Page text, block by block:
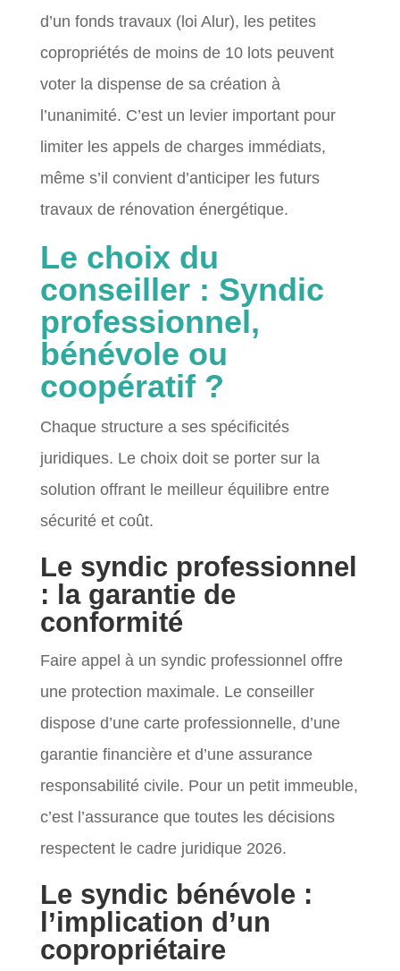
d’un fonds travaux (loi Alur), les petites
copropriétés de moins de 10 lots peuvent
voter la dispense de sa création à
l’unanimité. C’est un levier important pour
limiter les appels de charges immédiats,
même s’il convient d’anticiper les futurs
travaux de rénovation énergétique.
Le choix du
conseiller : Syndic
professionnel,
bénévole ou
coopératif ?
Chaque structure a ses spécificités
juridiques. Le choix doit se porter sur la
solution offrant le meilleur équilibre entre
sécurité et coût.
Le syndic professionnel
: la garantie de
conformité
Faire appel à un syndic professionnel offre
une protection maximale. Le conseiller
dispose d’une carte professionnelle, d’une
garantie financière et d’une assurance
responsabilité civile. Pour un petit immeuble,
c’est l’assurance que toutes les décisions
respectent le cadre juridique 2026.
Le syndic bénévole :
l’implication d’un
copropriétaire